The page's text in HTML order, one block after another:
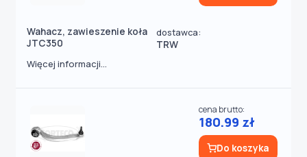
Wahacz, zawieszenie koła
JTC350
dostawca:
TRW
Więcej informacji...
cena brutto:
180.99 zł
Do koszyka